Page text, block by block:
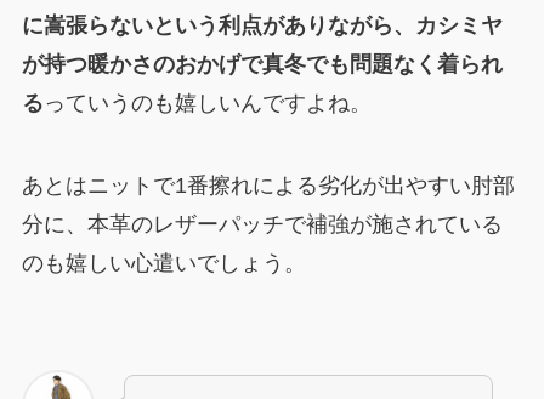
に嵩張らないという利点がありながら、カシミヤ
が持つ暖かさのおかげで真冬でも問題なく着られ
るっていうのも嬉しいんですよね。
あとはニットで1番擦れによる劣化が出やすい肘部
分に、本革のレザーパッチで補強が施されている
のも嬉しい心遣いでしょう。